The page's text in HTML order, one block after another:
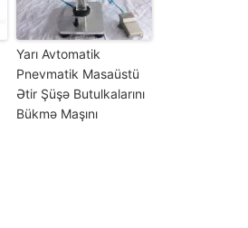
Yarı Avtomatik
Pnevmatik Masaüstü
Ətir Şüşə Butulkalarını
Bükmə Maşını